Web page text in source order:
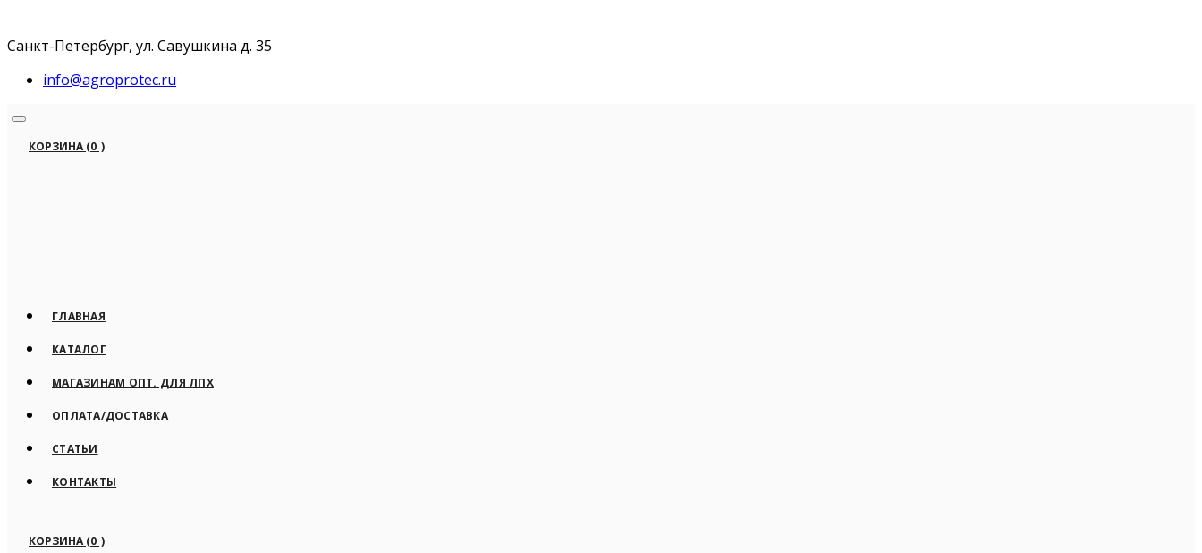
Санкт-Петербург, ул. Савушкина д. 35
info@agroprotec.ru
КОРЗИНА (0 )
ГЛАВНАЯ
КАТАЛОГ
МАГАЗИНАМ ОПТ. ДЛЯ ЛПХ
ОПЛАТА/ДОСТАВКА
СТАТЬИ
КОНТАКТЫ
КОРЗИНА (0 )